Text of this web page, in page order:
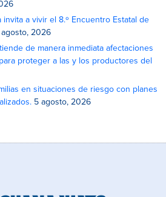
invita a vivir el 8.º Encuentro Estatal de
agosto, 2026
de manera inmediata afectaciones
proteger a las y los productores del
en situaciones de riesgo con planes
5 agosto, 2026